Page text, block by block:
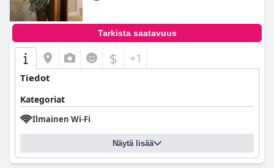
Tarkista saatavuus
$ +1
Tiedot
Kategoriat
Ilmainen Wi-Fi
Näytä lisää